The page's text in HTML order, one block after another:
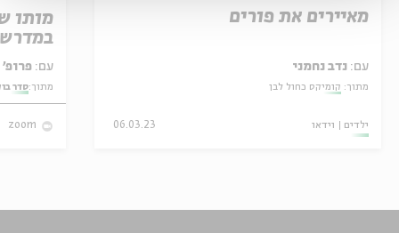
מאיירים את פורים
עם: נדב נחמני
מתוך: קומיקס כחול לבן
ילדים וידאו 06.03.23
מותו
עם: פרופ' אביגדור שנאן
מתוך:סדר
zoom